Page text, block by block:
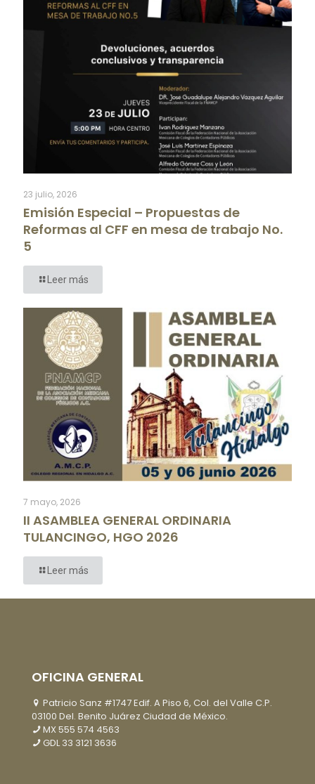
23 julio, 2026
Emisión Especial – Propuestas de
Reformas al CFF en mesa de trabajo No.
5
Leer más
7 mayo, 2026
II ASAMBLEA GENERAL ORDINARIA
TULANCINGO, HGO 2026
Leer más
OFICINA GENERAL
Patricio Sanz #1747 Edif. A Piso 6, Col. del Valle C.P.
03100 Del. Benito Juárez Ciudad de México.
MX555 574 4563
GDL33 3121 3636